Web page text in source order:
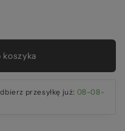
koszyka
przesyłkę już: 08-08-